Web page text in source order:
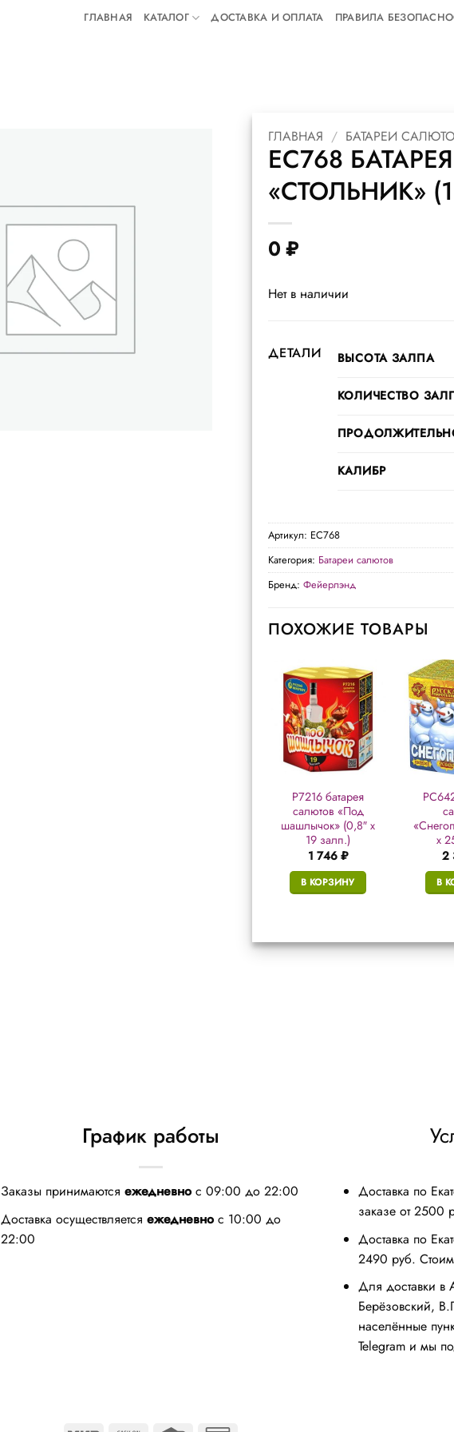
ГЛАВНАЯ КАТАЛОГ ДОСТАВКА И ОПЛАТА ПРАВИЛА
ГЛАВНАЯ / БАТАРЕИ
ЕС768
«СТОЛЬНИК»
0 ₽
Нет в наличии
ДЕТАЛИ ВЫСОТА ЗАЛПА
КОЛИЧЕСТВО
КАЛИБР
Артикул: ЕС768
Категория: Батареи салютов
Бренд: Фейерлэнд
ПОХОЖИЕ ТОВАРЫ
Р7216 батарея
салютов «Под
шашлычок» (0,8″ х
19 залп.)
1 746 ₽
В КОРЗИНУ
х
2
В
График работы
Заказы принимаются ежедневнос 09:00 до 22:00
Доставка осуществляется ежедневнос 10:00 до
22:00
Доставка по
заказе от 2500
Доставка по
2490 руб.
Для доставки
Берёзовский,
населённые
Telegram и мы